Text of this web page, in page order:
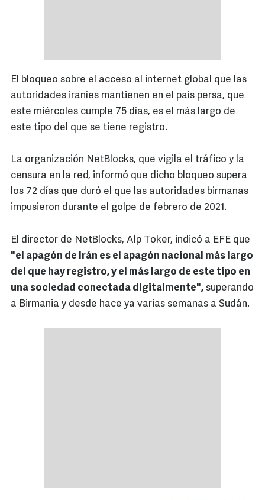
El bloqueo sobre el acceso al internet global que las
autoridades iraníes mantienen en el país persa, que
este miércoles cumple 75 días, es el más largo de
este tipo del que se tiene registro.
La organización NetBlocks, que vigila el tráfico y la
censura en la red, informó que dicho bloqueo supera
los 72 días que duró el que las autoridades birmanas
impusieron durante el golpe de febrero de 2021.
El director de NetBlocks, Alp Toker, indicó a EFE que
"el apagón de Irán es el apagón nacional más largo
del que hay registro, y el más largo de este tipo en
una sociedad conectada digitalmente", superando
a Birmania y desde hace ya varias semanas a Sudán.